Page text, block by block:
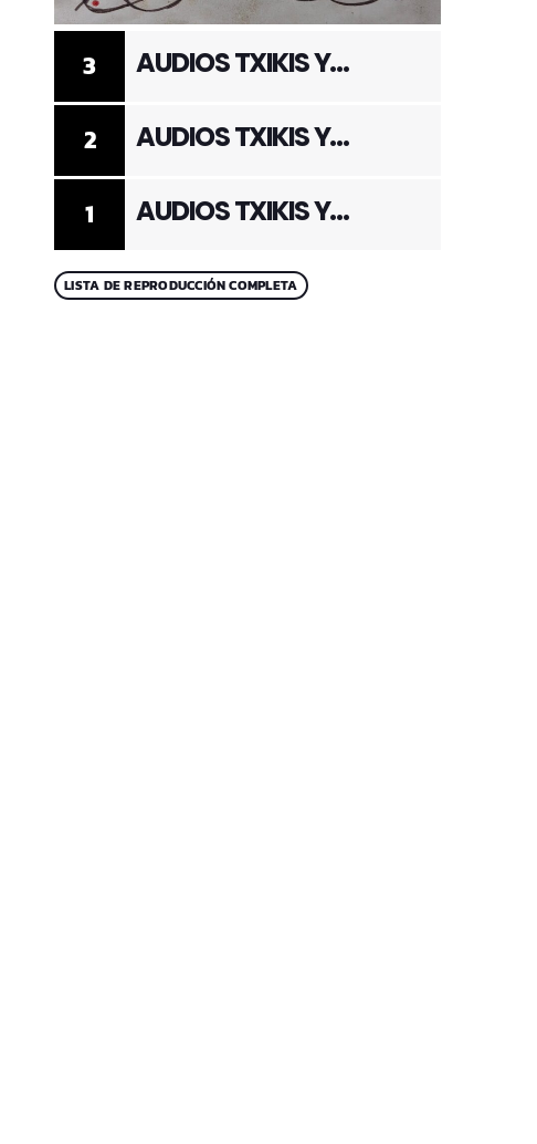
1 AUDIOS TXIKIS Y
2 AUDIOS TXIKIS Y
3 AUDIOS TXIKIS Y
LISTA DE REPRODUCCIÓN COMPLETA